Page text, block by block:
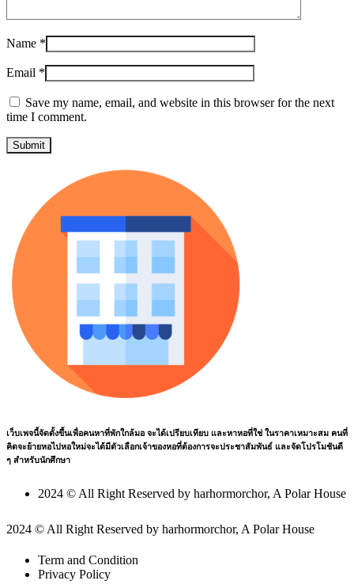
Name *
Email *
Save my name, email, and website in this browser for the next
time I comment.
เว็บเพจนี้จัดตั้งขึ้นเพื่อคนหาที่พักใกล้มอ จะได้เปรียบเทียบ และหาหอที่ใช่ ในราคาเหมาะสม คนที่
คิดจะย้ายหอไปหอใหม่จะได้มีตัวเลือกเจ้าของหอที่ต้องการจะประชาสัมพันธ์ และจัดโปรโมชันดี
ๆ สำหรับนักศึกษา
2024 © All Right Reserved by harhormorchor, A Polar House
2024 © All Right Reserved by harhormorchor, A Polar House
Term and Condition
Privacy Policy